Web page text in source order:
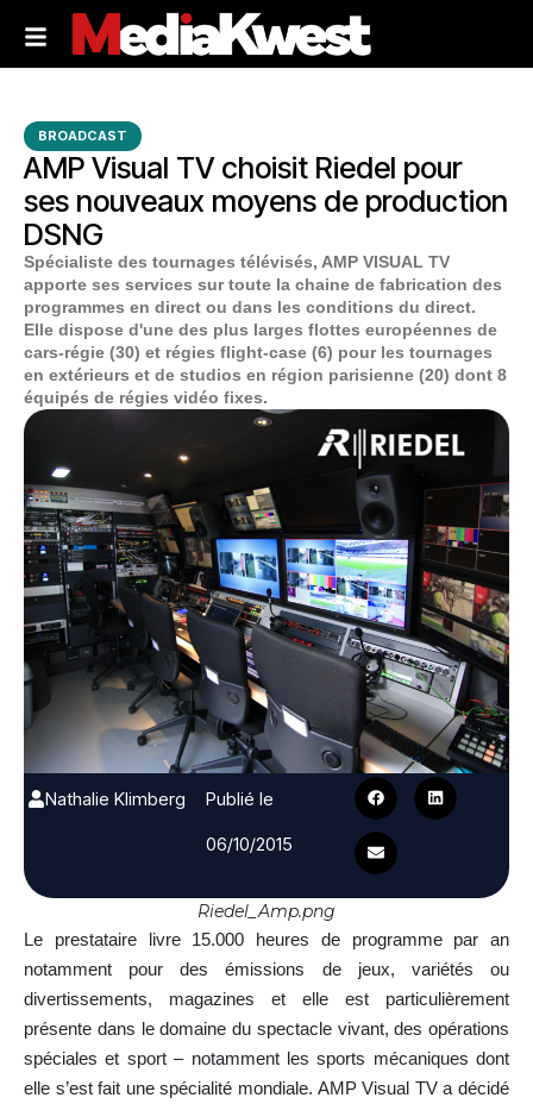
BROADCAST
AMP Visual TV choisit Riedel pour
ses nouveaux moyens de production
DSNG
Spécialiste des tournages télévisés, AMP VISUAL TV
apporte ses services sur toute la chaine de fabrication des
programmes en direct ou dans les conditions du direct.
Elle dispose d'une des plus larges flottes européennes de
cars-régie (30) et régies flight-case (6) pour les tournages
en extérieurs et de studios en région parisienne (20) dont 8
équipés de régies vidéo fixes.
Nathalie Klimberg
Publié le
06/10/2015
Riedel_Amp.png
Le prestataire livre 15.000 heures de programme par an
notamment pour des émissions de jeux, variétés ou
divertissements, magazines et elle est particulièrement
présente dans le domaine du spectacle vivant, des opérations
spéciales et sport – notamment les sports mécaniques dont
elle s’est fait une spécialité mondiale. AMP Visual TV a décidé